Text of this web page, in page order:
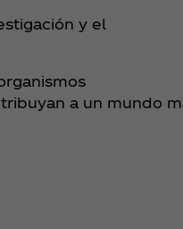
y el
a un mundo